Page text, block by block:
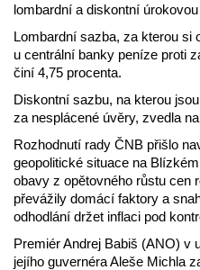
lombardní a diskontní
Lombardní sazba, za kterou si
u centrální banky peníze proti
činí 4,75 procenta.
Diskontní sazbu, na kterou
za nesplácené úvěry, zvedla
Rozhodnutí rady ČNB přišlo
geopolitické situace na
obavy z opětovného růstu cen
převážily domácí faktory a
odhodlání držet inflaci pod
Premiér Andrej Babiš (ANO) v
jejího guvernéra Aleše Michla